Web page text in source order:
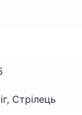
Стрілець